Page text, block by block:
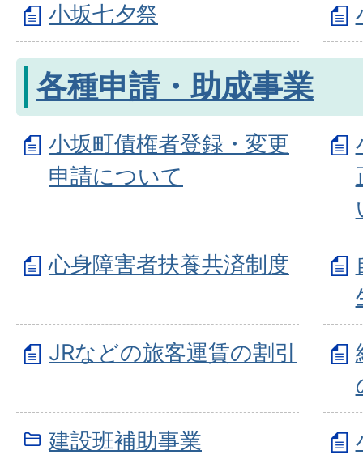
小坂七夕祭
各種申請・助成事業
小坂町債権者登録・変更
申請について
心身障害者扶養共済制度
JRなどの旅客運賃の割引
建設班補助事業